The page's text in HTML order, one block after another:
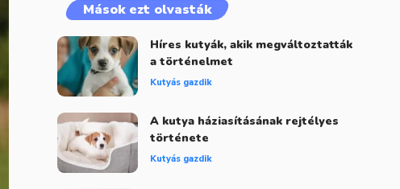
Mások ezt olvasták
Híres kutyák, akik megváltoztatták
a történelmet
Kutyás gazdik
A kutya háziasításának rejtélyes
története
Kutyás gazdik